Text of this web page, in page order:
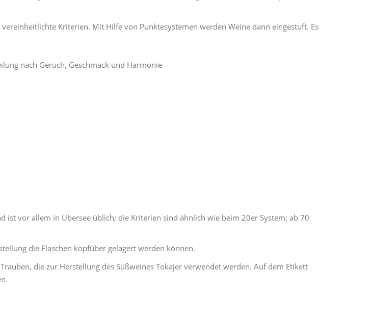
Kriterien. Mit Hilfe von Punktesystemen werden Weine dann eingestuft. Es
nach Geruch, Geschmack und Harmonie
ist vor allem in Übersee üblich; die Kriterien sind ähnlich wie beim 20er System: ab 70
die Flaschen kopfüber gelagert werden können.
die zur Herstellung des Süßweines Tokajer verwendet werden. Auf dem Etikett